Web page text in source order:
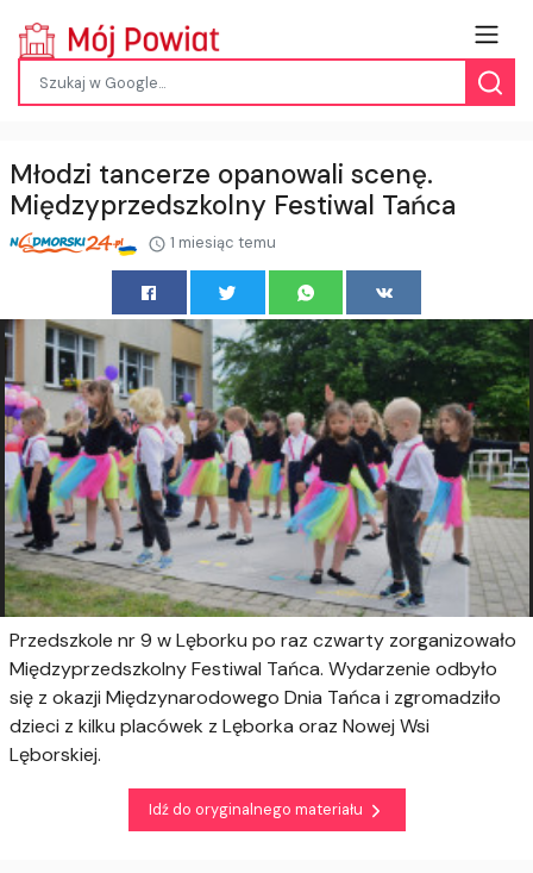
Młodzi tancerze opanowali scenę.
Międzyprzedszkolny Festiwal Tańca
1 miesiąc temu
Przedszkole nr 9 w Lęborku po raz czwarty zorganizowało
Międzyprzedszkolny Festiwal Tańca. Wydarzenie odbyło
się z okazji Międzynarodowego Dnia Tańca i zgromadziło
dzieci z kilku placówek z Lęborka oraz Nowej Wsi
Lęborskiej.
Idź do oryginalnego materiału